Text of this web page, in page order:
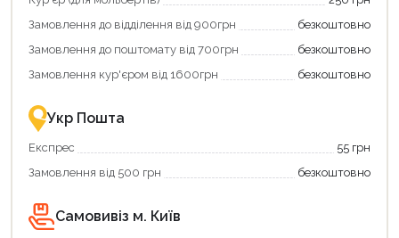
переваги!
картою
єКнига
–
зручно
та
повернення
Економте
більше
разом
державною
підтримкою!
Замовлення до відділення від 900грн
безкоштовно
Замовлення до поштомату від 700грн
безкоштовно
Замовлення кур'єром від 1600грн
безкоштовно
Укр Пошта
Експрес
55 грн
Замовлення від 500 грн
безкоштовно
Самовивіз м. Київ